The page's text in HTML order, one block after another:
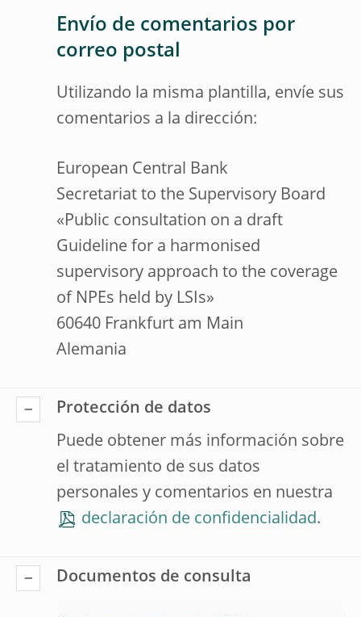
Envío de comentarios por
correo postal
Utilizando la misma plantilla, envíe sus
comentarios a la dirección:
European Central Bank
Secretariat to the Supervisory Board
«Public consultation on a draft
Guideline for a harmonised
supervisory approach to the coverage
of NPEs held by LSIs»
60640 Frankfurt am Main
Alemania
Protección de datos
Puede obtener más información sobre
el tratamiento de sus datos
personales y comentarios en nuestra
declaración de confidencialidad.
Documentos de consulta